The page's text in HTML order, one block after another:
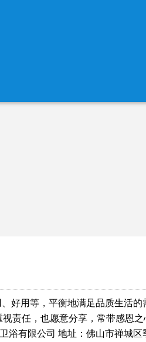
好用等，平衡地满足品质生活的
责任，也愿意分享，常带感恩
浴有限公司 地址：佛山市禅城区